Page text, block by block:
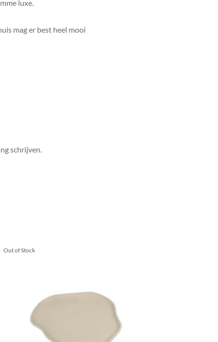
luxe.
mag er best heel mooi
schrijven.
Out of Stock